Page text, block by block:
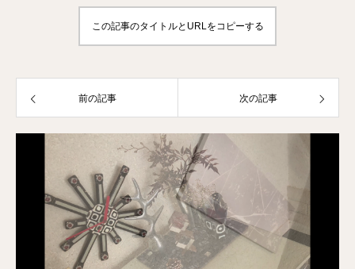
この記事のタイトルとURLをコピーする
前の記事 次の記事